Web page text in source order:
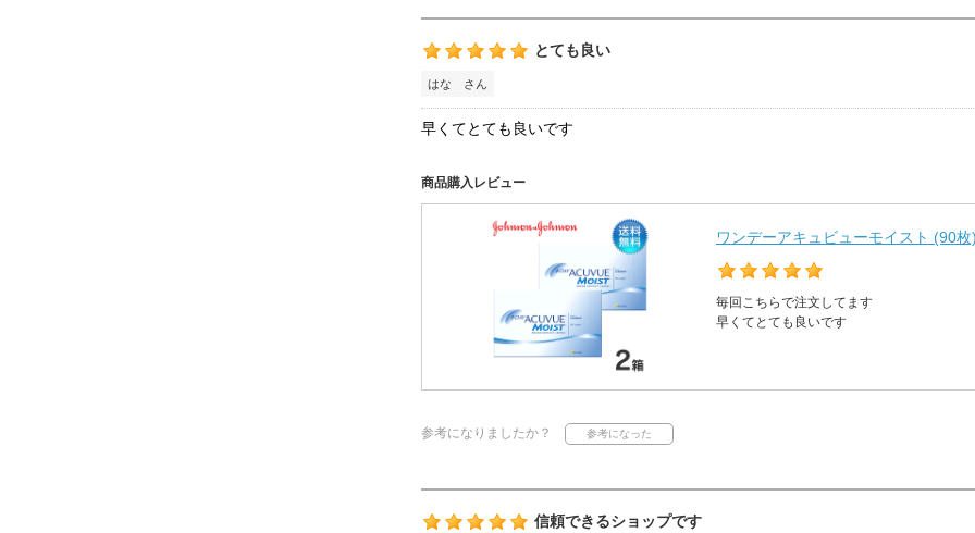
とても良い
はな さん
早くてとても良いです
商品購入レビュー
ワンデーアキュビューモイスト (90
毎回こちらで注文してます
早くてとても良いです
参考になりましたか？
信頼できるショップです